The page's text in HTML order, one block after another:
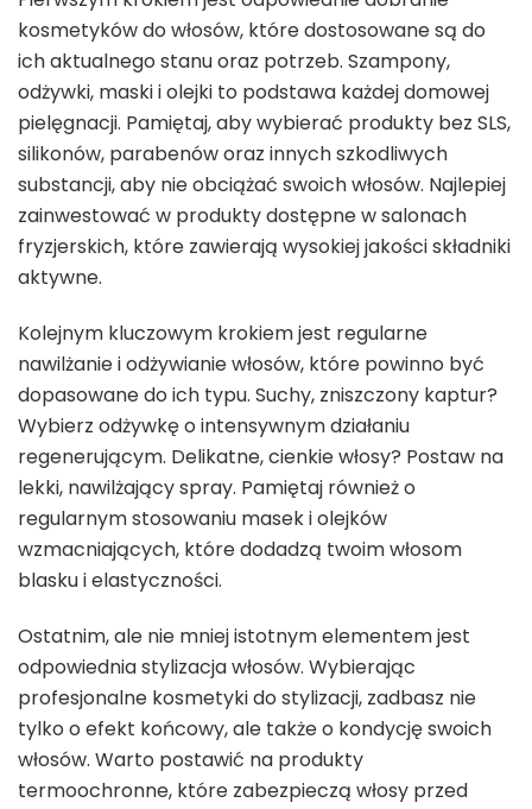
kosmetyków do włosów, które dostosowane są do
ich aktualnego stanu oraz potrzeb. Szampony,
odżywki, maski i olejki to podstawa każdej domowej
pielęgnacji. Pamiętaj, aby wybierać produkty bez SLS,
silikonów, parabenów oraz innych szkodliwych
substancji, aby nie obciążać swoich włosów. Najlepiej
zainwestować w produkty dostępne w salonach
fryzjerskich, które zawierają wysokiej jakości składniki
aktywne.
Kolejnym kluczowym krokiem jest regularne
nawilżanie i odżywianie włosów, które powinno być
dopasowane do ich typu. Suchy, zniszczony kaptur?
Wybierz odżywkę o intensywnym działaniu
regenerującym. Delikatne, cienkie włosy? Postaw na
lekki, nawilżający spray. Pamiętaj również o
regularnym stosowaniu masek i olejków
wzmacniających, które dodadzą twoim włosom
blasku i elastyczności.
Ostatnim, ale nie mniej istotnym elementem jest
odpowiednia stylizacja włosów. Wybierając
profesjonalne kosmetyki do stylizacji, zadbasz nie
tylko o efekt końcowy, ale także o kondycję swoich
włosów. Warto postawić na produkty
termoochronne, które zabezpieczą włosy przed